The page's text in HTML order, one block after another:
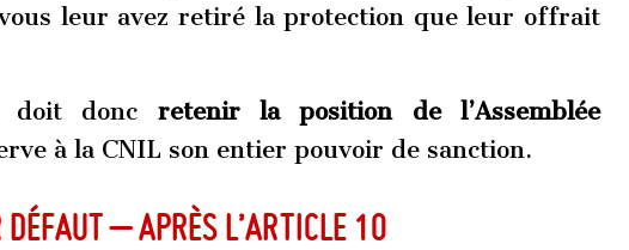
leur avez retiré la protection que leur offrait
doit donc retenir la position de l’Assemblée
à la CNIL son entier pouvoir de sanction.
– après l’article 10